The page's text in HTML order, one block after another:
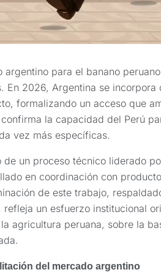
para el banano
En 2026, Argentina se
formalizando un acceso que
la capacidad del Perú
vez más específicas.
de un proceso técnico liderado
en coordinación con
de este trabajo,
refleja un esfuerzo institucional
agricultura peruana, sobre la
del mercado argentino